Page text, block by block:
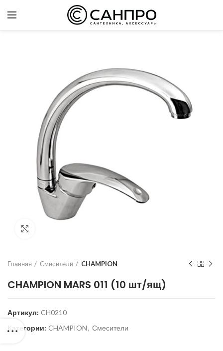
Главная Смесители CHAMPION
CHAMPION MARS 011 (10 шт/ящ)
Артикул: CH0210
Категории: CHAMPION, Смесители